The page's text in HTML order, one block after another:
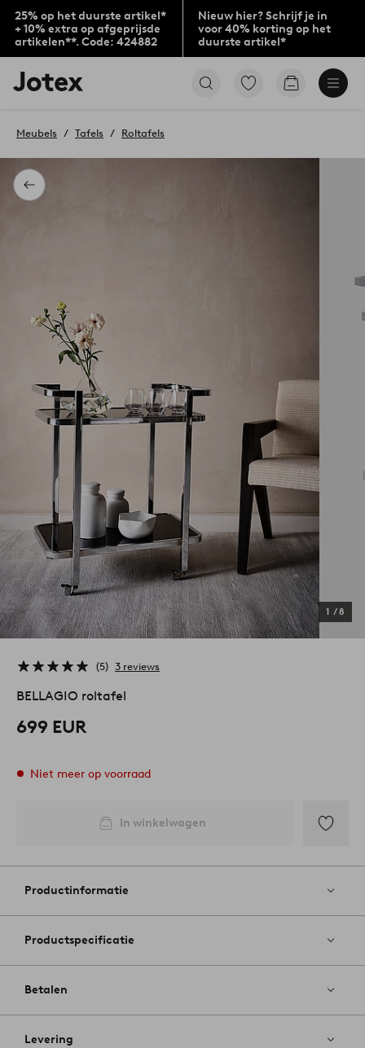
25% op het duurste artikel*
+ 10% extra op afgeprijsde
artikelen**. Code: 424882
Nieuw hier? Schrijf je in
voor 40% korting op het
duurste artikel*
Jotex
logo
to
home
page
Ga
Go
Terug
Meubels Tafels Roltafels
1 /8
5 3 reviews
BELLAGIO roltafel
699 EUR
Niet meer op voorraad
In winkelwagen
aan
Productinformatie
Productspecificatie
Betalen
Levering